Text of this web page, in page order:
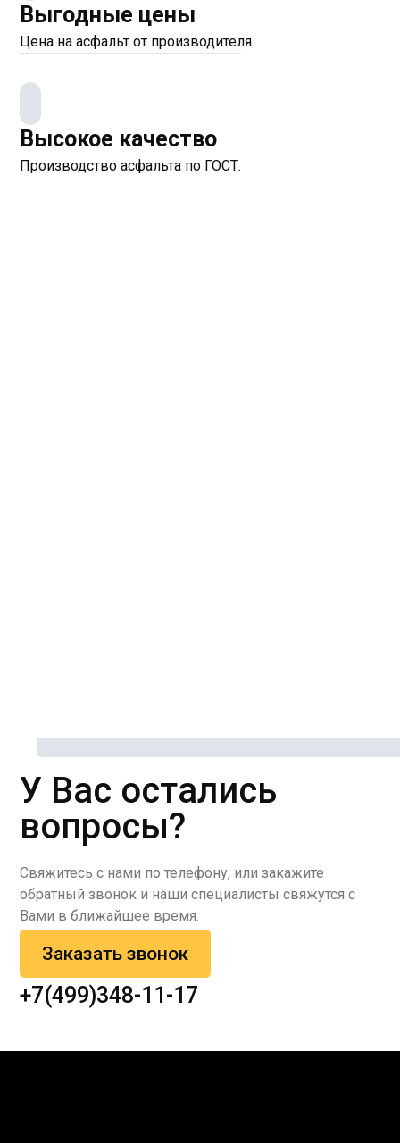
Выгодные цены
Цена на асфальт от производителя.
Высокое качество
Производство асфальта по ГОСТ.
У Вас остались
вопросы?
Свяжитесь с нами по телефону, или закажите
обратный звонок и наши специалисты свяжутся с
Вами в ближайшее время.
Заказать звонок
+7(499)348-11-17